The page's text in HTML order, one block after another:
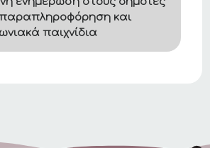
παραπληροφόρηση και
παιχνίδια